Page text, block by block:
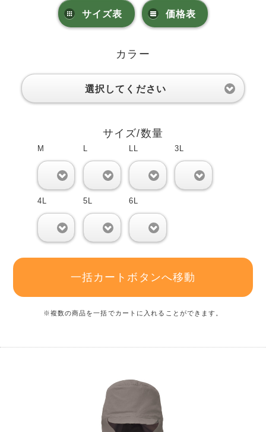
サイズ表 価格表
カラー
選択してください
サイズ/数量
M L LL 3L
4L 5L 6L
一括カートボタンへ移動
※複数の商品を一括でカートに入れることができます。